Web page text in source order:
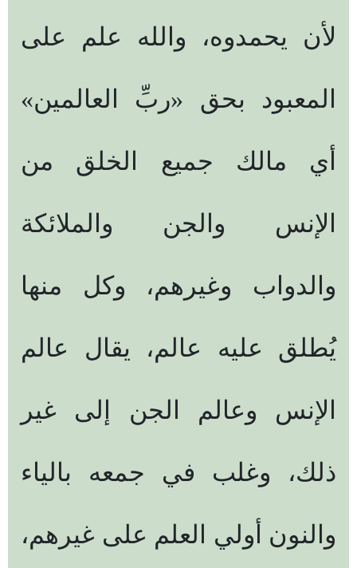
لأن يحمدوه، والله علم على
المعبود بحق «ربِّ العالمين»
أي مالك جميع الخلق من
الإنس والجن والملائكة
والدواب وغيرهم، وكل منها
يُطلق عليه عالم، يقال عالم
الإنس وعالم الجن إلى غير
ذلك، وغلب في جمعه بالياء
والنون أولي العلم على غيرهم،